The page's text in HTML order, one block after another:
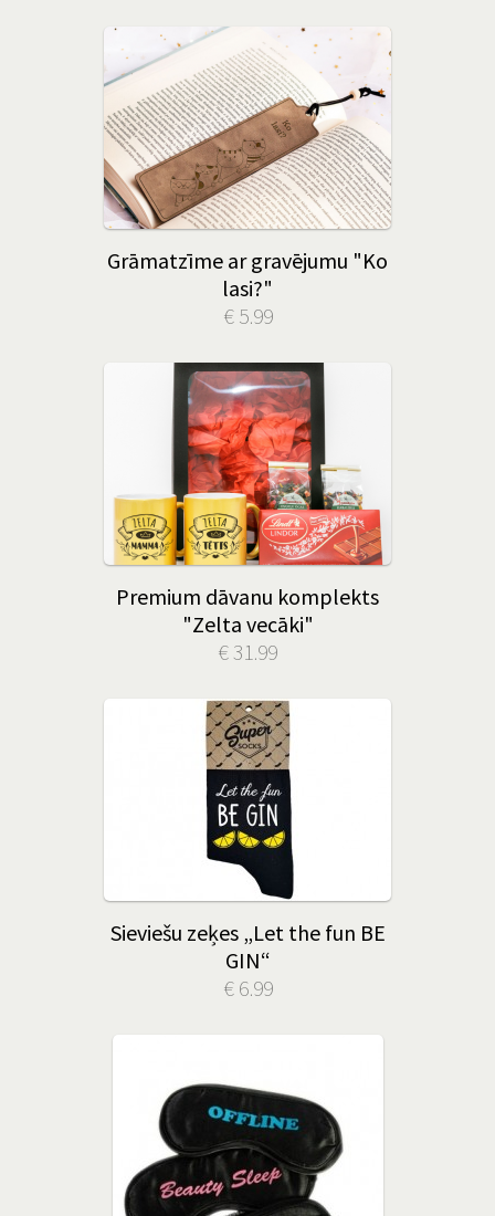
Grāmatzīme ar gravējumu "Ko
lasi?"
€ 5.99
Premium dāvanu komplekts
"Zelta vecāki"
€ 31.99
Sieviešu zeķes „Let the fun BE
GIN“
€ 6.99